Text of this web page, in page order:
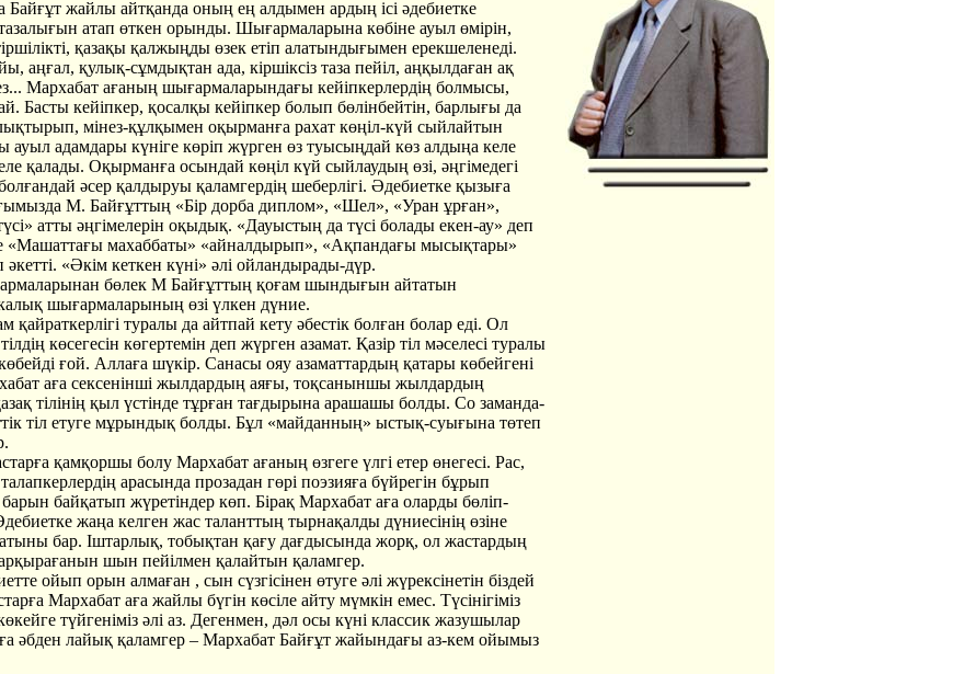
Байғұт жайлы айтқанда оның ең алдымен ардың ісі әдебиетке
атап өткен орынды. Шығармаларына көбіне ауыл өмірін,
қазақы қалжыңды өзек етіп алатындығымен ерекшеленеді.
аңғал, қулық-сұмдықтан ада, кіршіксіз таза пейіл, аңқылдаған ақ
Мархабат ағаның шығармаларындағы кейіпкерлердің болмысы,
Басты кейіпкер, қосалқы кейіпкер болып бөлінбейтін, барлығы да
мінез-құлқымен оқырманға рахат көңіл-күй сыйлайтын
ауыл адамдары күніге көріп жүрген өз туысыңдай көз алдыңа келе
қалады. Оқырманға осындай көңіл күй сыйлаудың өзі, әңгімедегі
әсер қалдыруы қаламгердің шеберлігі. Әдебиетке қызыға
М. Байғұттың «Бір дорба диплом», «Шел», «Уран ұрған»,
атты әңгімелерін оқыдық. «Дауыстың да түсі болады екен-ау» деп
«Машаттағы махаббаты» «айналдырып», «Ақпандағы мысықтары»
«Әкім кеткен күні» әлі ойландырады-дүр.
бөлек М Байғұттың қоғам шындығын айтатын
шығармаларының өзі үлкен дүние.
қайраткерлігі туралы да айтпай кету әбестік болған болар еді. Ол
көсегесін көгертемін деп жүрген азамат. Қазір тіл мәселесі туралы
ғой. Аллаға шүкір. Санасы ояу азаматтардың қатары көбейгені
аға сексенінші жылдардың аяғы, тоқсаныншы жылдардың
тілінің қыл үстінде тұрған тағдырына арашашы болды. Со заманда-
тіл етуге мұрындық болды. Бұл «майданның» ыстық-суығына төтеп
қамқоршы болу Мархабат ағаның өзгеге үлгі етер өнегесі. Рас,
арасында прозадан гөрі поэзияға бүйрегін бұрып
барын байқатып жүретіндер көп. Бірақ Мархабат аға оларды бөліп-
жаңа келген жас таланттың тырнақалды дүниесінің өзіне
бар. Іштарлық, тобықтан қағу дағдысында жорқ, ол жастардың
шын пейілмен қалайтын қаламгер.
ойып орын алмаған , сын сүзгісінен өтуге әлі жүрексінетін біздей
Мархабат аға жайлы бүгін көсіле айту мүмкін емес. Түсінігіміз
түйгеніміз әлі аз. Дегенмен, дәл осы күні классик жазушылар
әбден лайық қаламгер – Мархабат Байғұт жайындағы аз-кем ойымыз